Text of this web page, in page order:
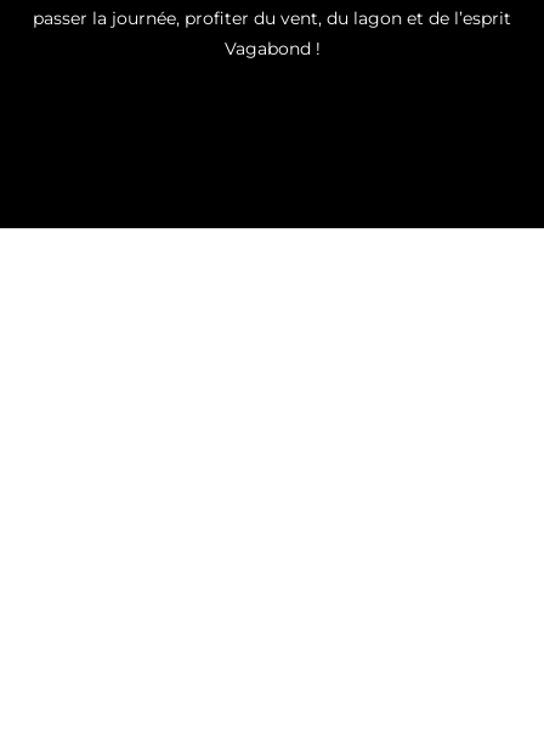
passer la journée, profiter du vent, du lagon et de l’esprit
Vagabond !